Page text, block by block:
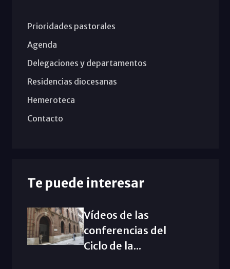
Prioridades pastorales
Agenda
Delegaciones y departamentos
Residencias diocesanas
Hemeroteca
Contacto
Te puede interesar
Vídeos de las
conferencias del
Ciclo de la...